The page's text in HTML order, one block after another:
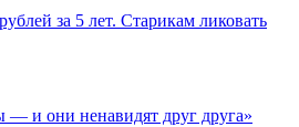
за 5 лет. Старикам ликовать
— и они ненавидят друг друга»